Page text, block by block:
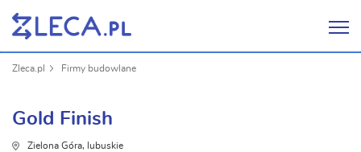
Zleca.pl Firmy budowlane
Gold Finish
Zielona Góra, lubuskie